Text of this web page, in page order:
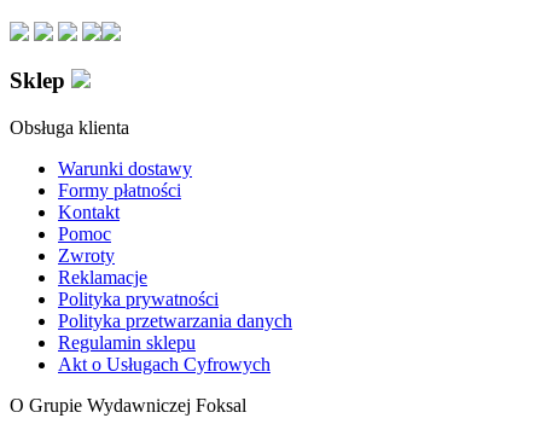
Sklep
Obsługa klienta
Warunki dostawy
Formy płatności
Kontakt
Pomoc
Zwroty
Reklamacje
Polityka prywatności
Polityka przetwarzania danych
Regulamin sklepu
Akt o Usługach Cyfrowych
O Grupie Wydawniczej Foksal